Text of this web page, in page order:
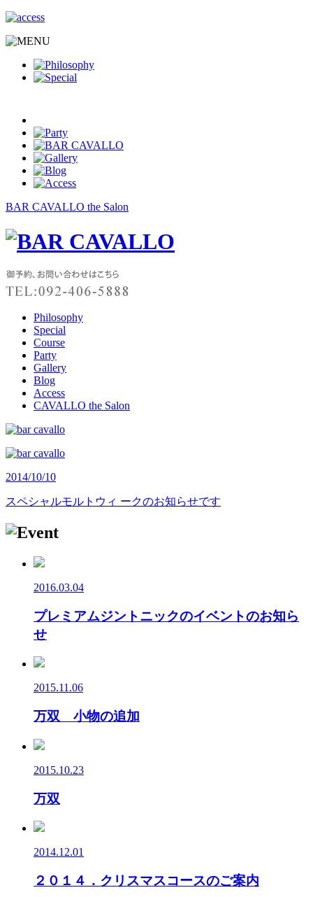
BAR CAVALLO the Salon
Philosophy
Special
Course
Party
Gallery
Blog
Access
CAVALLO the Salon
2014/10/10
スペシャルモルトウィ ークのお知らせです
2016.03.04
プレミアムジントニックのイベントのお知ら
せ
2015.11.06
万双 小物の追加
2015.10.23
万双
2014.12.01
２０１４．クリスマスコースのご案内